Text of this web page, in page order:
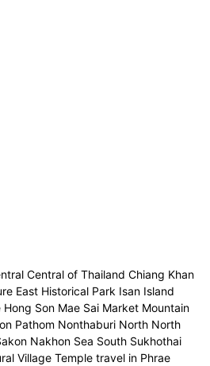
Central of Thailand Chiang Khan
East Historical Park Isan Island
Son Mae Sai Market Mountain
Pathom Nonthaburi North North
Nakhon Sea South Sukhothai
Village Temple travel in Phrae